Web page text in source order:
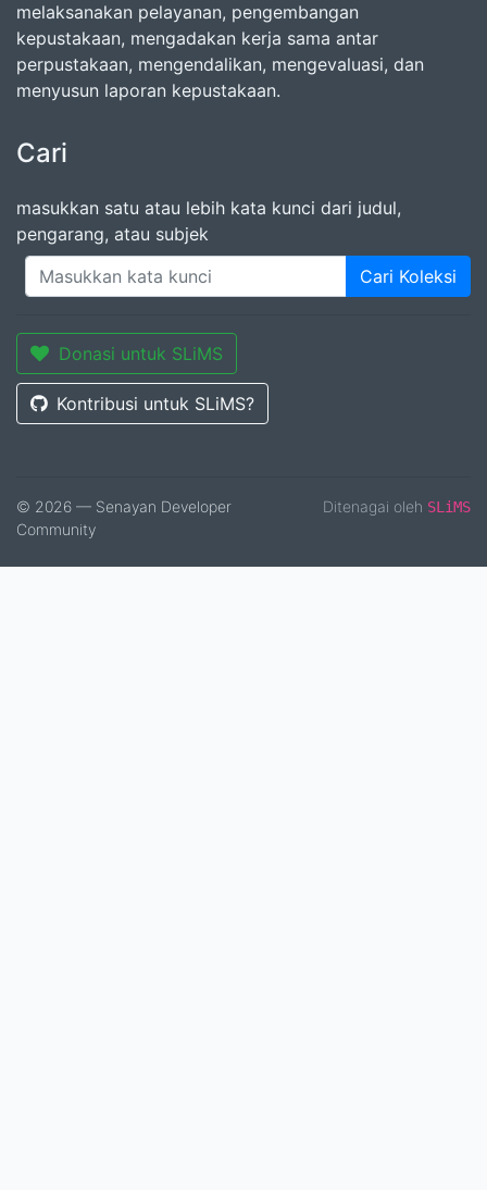
melaksanakan pelayanan, pengembangan
kepustakaan, mengadakan kerja sama antar
perpustakaan, mengendalikan, mengevaluasi, dan
menyusun laporan kepustakaan.
Cari
masukkan satu atau lebih kata kunci dari judul,
pengarang, atau subjek
Cari Koleksi
Donasi untuk SLiMS
Kontribusi untuk SLiMS?
© 2026 — Senayan Developer
Community
Ditenagai oleh SLiMS